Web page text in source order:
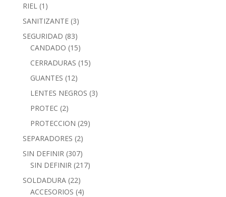
RIEL (1)
SANITIZANTE (3)
SEGURIDAD (83)
CANDADO (15)
CERRADURAS (15)
GUANTES (12)
LENTES NEGROS (3)
PROTEC (2)
PROTECCION (29)
SEPARADORES (2)
SIN DEFINIR (307)
SIN DEFINIR (217)
SOLDADURA (22)
ACCESORIOS (4)